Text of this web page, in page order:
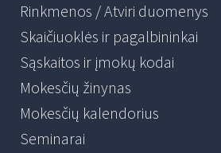
Rinkmenos / Atviri duomenys
Skaičiuoklės ir pagalbininkai
Sąskaitos ir įmokų kodai
Mokesčių žinynas
Mokesčių kalendorius
Seminarai